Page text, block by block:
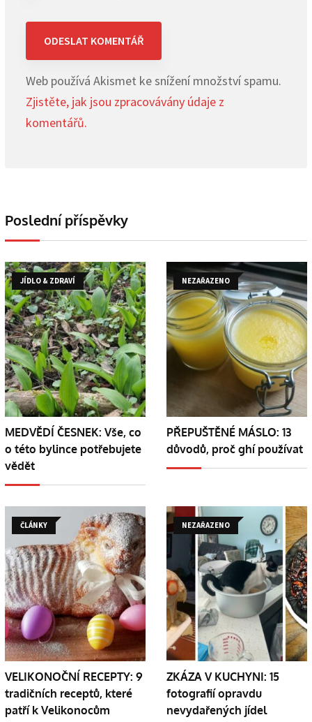
Web používá Akismet ke snížení množství spamu.
Zjistěte, jak jsou zpracovávány údaje z
komentářů.
Poslední příspěvky
JÍDLO & ZDRAVÍ
MEDVĚDÍ ČESNEK: Vše, co
o této bylince potřebujete
vědět
NEZAŘAZENO
PŘEPUŠTĚNÉ MÁSLO: 13
důvodů, proč ghí používat
ČLÁNKY
VELIKONOČNÍ RECEPTY: 9
tradičních receptů, které
patří k Velikonocům
NEZAŘAZENO
ZKÁZA V KUCHYNI: 15
fotografií opravdu
nevydařených jídel